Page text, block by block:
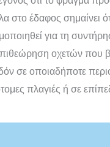
στο έδαφος σημαίνει
για τη
οχετών που
σε οποιαδήποτε
πλαγιές ή σε